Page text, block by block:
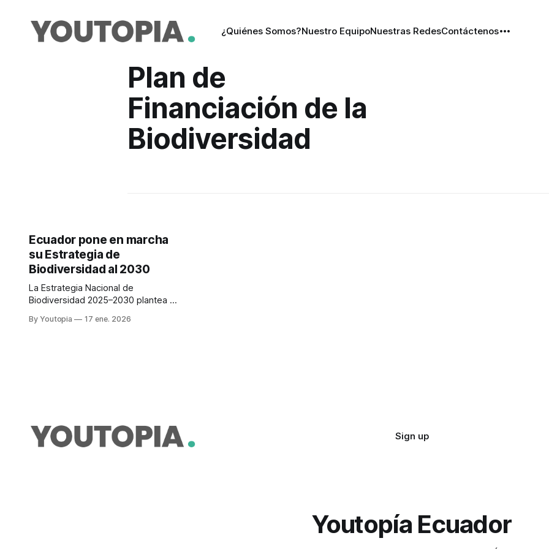
¿Quiénes Somos?Nuestro EquipoNuestras RedesContáctenos
Plan de
Financiación de la
Biodiversidad
Ecuador pone en marcha
su Estrategia de
Biodiversidad al 2030
La Estrategia Nacional de
Biodiversidad 2025–2030 plantea 23
conservar y restaurar los
By Youtopia 17 ene. 2026
Sign up
Youtopía Ecuador